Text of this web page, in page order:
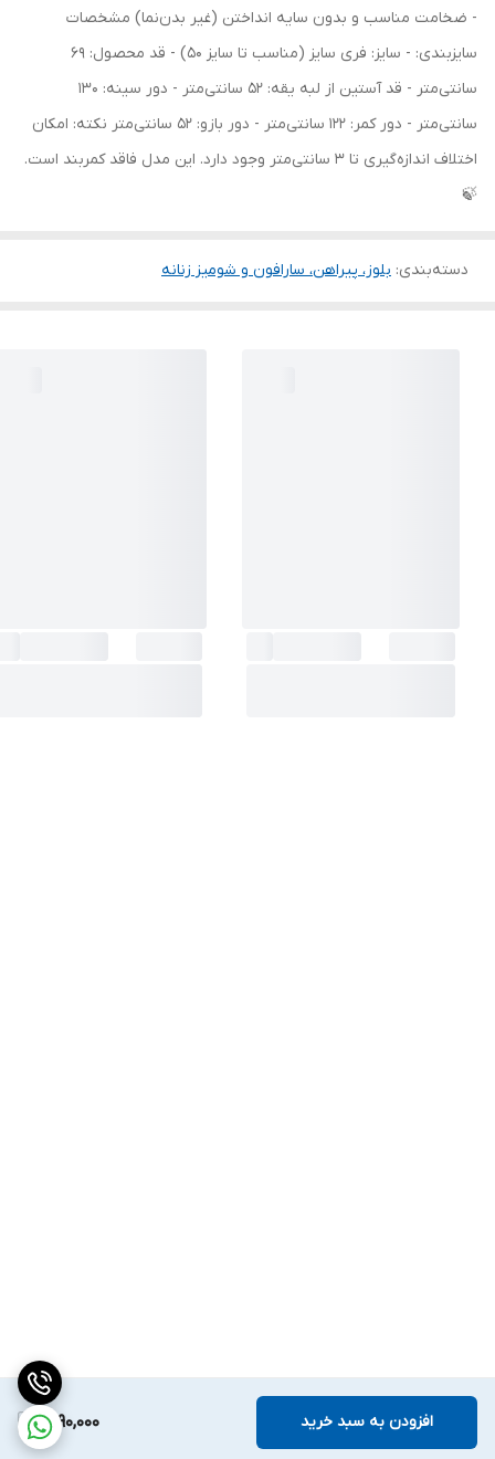
1,790,000 افزودن به سبد خرید
- ضخامت مناسب و بدون سایه انداختن (غیر بدن‌نما) مشخصات
سایزبندی: - سایز: فری سایز (مناسب تا سایز 50) - قد محصول: 69
سانتی‌متر - قد آستین از لبه یقه: 52 سانتی‌متر - دور سینه: 130
سانتی‌متر - دور کمر: 122 سانتی‌متر - دور بازو: 52 سانتی‌متر نکته: امکان
اختلاف اندازه‌گیری تا 3 سانتی‌متر وجود دارد. این مدل فاقد کمربند است.
🍃
دسته‌بندی: بلوز، پیراهن، سارافون و شومیز زنانه